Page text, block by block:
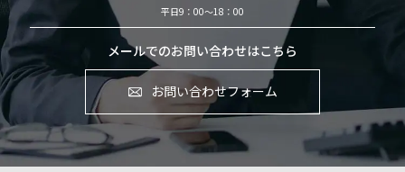
平日9：00～18：00
メールでのお問い合わせはこちら
お問い合わせフォーム